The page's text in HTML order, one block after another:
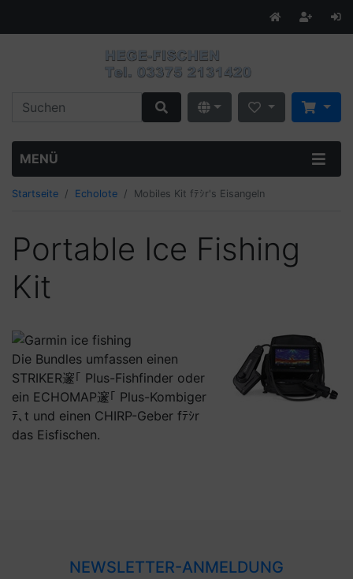
MENÜ
Startseite Echolote Mobiles Kit fﾃｼr's Eisangeln
Portable Ice Fishing
Kit
Die Bundles umfassen einen
STRIKER邃｢ Plus-Fishfinder oder
ein ECHOMAP邃｢ Plus-Kombiger
ﾃ､t und einen CHIRP-Geber fﾃｼr
das Eisfischen.
NEWSLETTER-ANMELDUNG